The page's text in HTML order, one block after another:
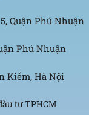
Quận Phú Nhuận
Phú Nhuận
Kiếm, Hà Nội
tư TPHCM